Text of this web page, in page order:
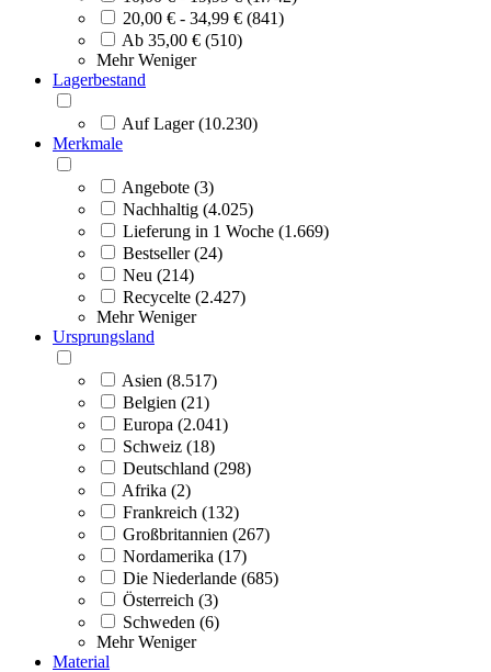
20,00 € - 34,99 € (841)
Ab 35,00 € (510)
Mehr Weniger
Lagerbestand
Auf Lager (10.230)
Merkmale
Angebote (3)
Nachhaltig (4.025)
Lieferung in 1 Woche (1.669)
Bestseller (24)
Neu (214)
Recycelte (2.427)
Mehr Weniger
Ursprungsland
Asien (8.517)
Belgien (21)
Europa (2.041)
Schweiz (18)
Deutschland (298)
Afrika (2)
Frankreich (132)
Großbritannien (267)
Nordamerika (17)
Die Niederlande (685)
Österreich (3)
Schweden (6)
Mehr Weniger
Material